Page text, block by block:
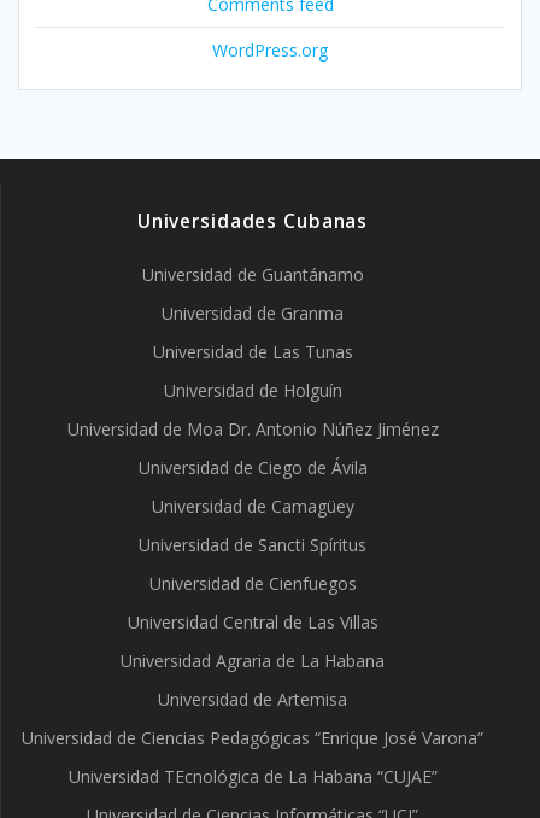
WordPress.org
Universidades Cubanas
Universidad de Guantánamo
Universidad de Granma
Universidad de Las Tunas
Universidad de Holguín
Universidad de Moa Dr. Antonio Núñez Jiménez
Universidad de Ciego de Ávila
Universidad de Camagüey
Universidad de Sancti Spíritus
Universidad de Cienfuegos
Universidad Central de Las Villas
Universidad Agraria de La Habana
Universidad de Artemisa
Universidad de Ciencias Pedagógicas “Enrique José Varona”
Universidad TEcnológica de La Habana “CUJAE”